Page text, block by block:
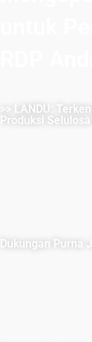
>> LANDU:
Produksi Selulosa
Dukungan Purna